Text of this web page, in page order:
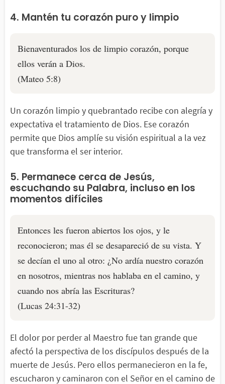
4. Mantén tu corazón puro y limpio
Bienaventurados los de limpio corazón, porque
ellos verán a Dios.
(Mateo 5:8)
Un corazón limpio y quebrantado recibe con alegría y
expectativa el tratamiento de Dios. Ese corazón
permite que Dios amplíe su visión espiritual a la vez
que transforma el ser interior.
5. Permanece cerca de Jesús,
escuchando su Palabra, incluso en los
momentos difíciles
Entonces les fueron abiertos los ojos, y le
reconocieron; mas él se desapareció de su vista. Y
se decían el uno al otro: ¿No ardía nuestro corazón
en nosotros, mientras nos hablaba en el camino, y
cuando nos abría las Escrituras?
(Lucas 24:31-32)
El dolor por perder al Maestro fue tan grande que
afectó la perspectiva de los discípulos después de la
muerte de Jesús. Pero ellos permanecieron en la fe,
escucharon y caminaron con el Señor en el camino de